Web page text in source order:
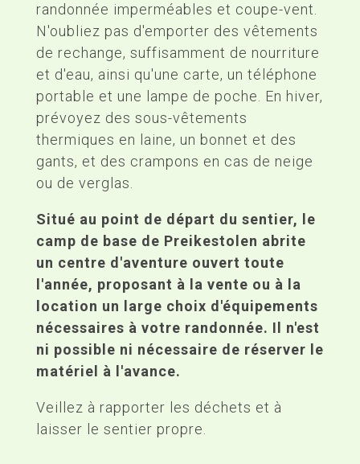
randonnée imperméables et coupe-vent.
N'oubliez pas d'emporter des vêtements
de rechange, suffisamment de nourriture
et d'eau, ainsi qu'une carte, un téléphone
portable et une lampe de poche. En hiver,
prévoyez des sous-vêtements
thermiques en laine, un bonnet et des
gants, et des crampons en cas de neige
ou de verglas.
Situé au point de départ du sentier, le
camp de base de Preikestolen abrite
un centre d'aventure ouvert toute
l'année, proposant à la vente ou à la
location un large choix d'équipements
nécessaires à votre randonnée. Il n'est
ni possible ni nécessaire de réserver le
matériel à l'avance.
Veillez à rapporter les déchets et à
laisser le sentier propre.